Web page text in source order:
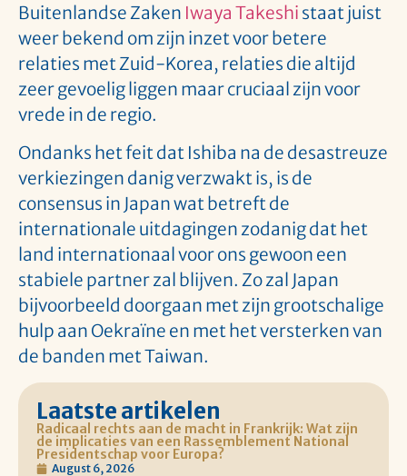
Buitenlandse Zaken Iwaya Takeshi staat juist
weer bekend om zijn inzet voor betere
relaties met Zuid-Korea, relaties die altijd
zeer gevoelig liggen maar cruciaal zijn voor
vrede in de regio.
Ondanks het feit dat Ishiba na de desastreuze
verkiezingen danig verzwakt is, is de
consensus in Japan wat betreft de
internationale uitdagingen zodanig dat het
land internationaal voor ons gewoon een
stabiele partner zal blijven. Zo zal Japan
bijvoorbeeld doorgaan met zijn grootschalige
hulp aan Oekraïne en met het versterken van
de banden met Taiwan.
Laatste artikelen
Radicaal rechts aan de macht in Frankrijk: Wat zijn
de implicaties van een Rassemblement National
Presidentschap voor Europa?
August 6, 2026